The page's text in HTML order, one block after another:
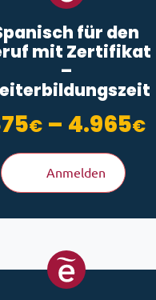
90€ bis
für den
mit Zertifikat
–
€ – 4.965€
Anmelden